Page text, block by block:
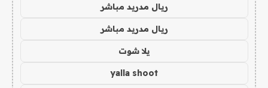
ريال مدريد مباشر
ريال مدريد مباشر
يلا شوت
yalla shoot